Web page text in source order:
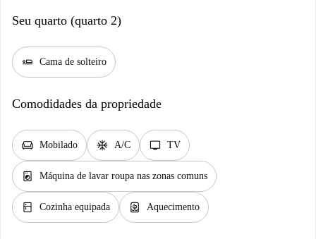
Seu quarto (quarto 2)
airline_seat_flat Cama de solteiro
Comodidades da propriedade
chair Mobilado ac_unit A/C tv TV
local_laundry_service Máquina de lavar roupa nas zonas comuns
kitchen Cozinha equipada water_heater Aquecimento